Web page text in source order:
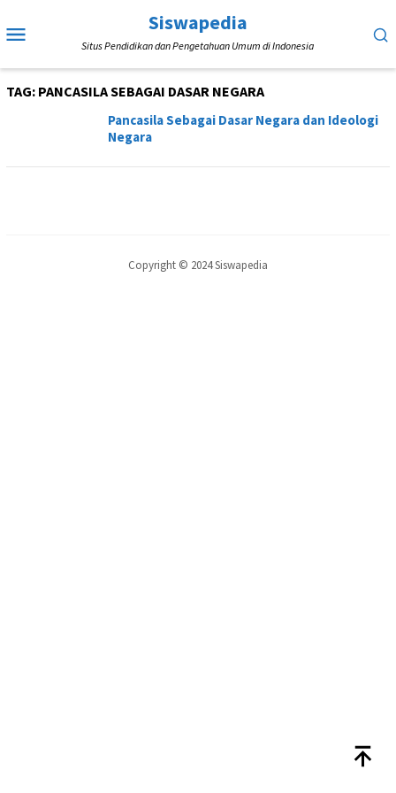
ke
Mobile
Siswapedia
Situs Pendidikan dan Pengetahuan Umum di Indonesia
TAG: PANCASILA SEBAGAI DASAR NEGARA
Pancasila Sebagai Dasar Negara dan Ideologi
Negara
Copyright © 2024 Siswapedia